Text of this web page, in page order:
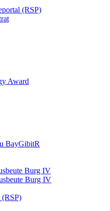
(RSP)
Award
BayGibitR
Burg IV
Burg IV
(RSP)